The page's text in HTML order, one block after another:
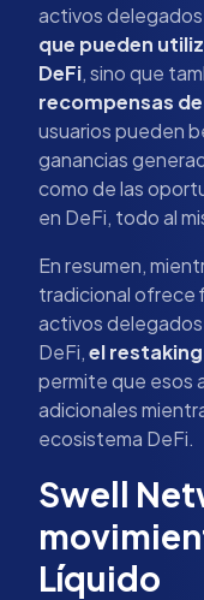
activos
que pueden
DeFi, sino que
recompensas
usuarios pueden
ganancias
como de las
en DeFi, todo al
En resumen,
tradicional ofrece
activos
DeFi,el
permite que esos
adicionales
ecosistema DeFi.
Swell
Líquido